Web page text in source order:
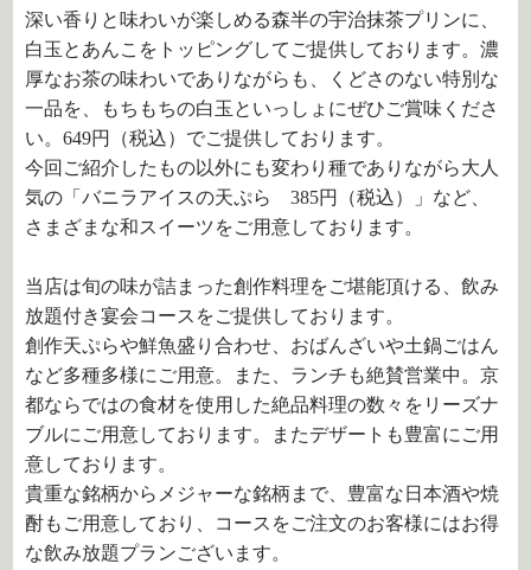
深い香りと味わいが楽しめる森半の宇治抹茶プリンに、
白玉とあんこをトッピングしてご提供しております。濃
厚なお茶の味わいでありながらも、くどさのない特別な
一品を、もちもちの白玉といっしょにぜひご賞味くださ
い。649円（税込）でご提供しております。
今回ご紹介したもの以外にも変わり種でありながら大人
気の「バニラアイスの天ぷら 385円（税込）」など、
さまざまな和スイーツをご用意しております。
当店は旬の味が詰まった創作料理をご堪能頂ける、飲み
放題付き宴会コースをご提供しております。
創作天ぷらや鮮魚盛り合わせ、おばんざいや土鍋ごはん
など多種多様にご用意。また、ランチも絶賛営業中。京
都ならではの食材を使用した絶品料理の数々をリーズナ
ブルにご用意しております。またデザートも豊富にご用
意しております。
貴重な銘柄からメジャーな銘柄まで、豊富な日本酒や焼
酎もご用意しており、コースをご注文のお客様にはお得
な飲み放題プランございます。